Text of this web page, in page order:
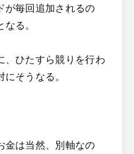
が毎回追加されるの
る。
、ひたすら競りを行わ
そうなる。
金は当然、別軸なの